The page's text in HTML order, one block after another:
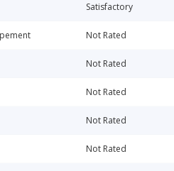
Satisfactory
Not Rated
Not Rated
Not Rated
Not Rated
Not Rated